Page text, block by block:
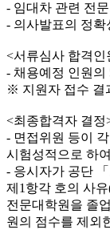
- 임대차 관련 전
- 의사발표의 정확
<서류심사 합격인
- 채용예정 인원의
※ 지원자 접수 결
<최종합격자 결정
- 면접위원 등이
시험성적으로 하
- 응시자가 공단
제1항각 호의 사
전문대학원을 졸
원의 점수를 제외